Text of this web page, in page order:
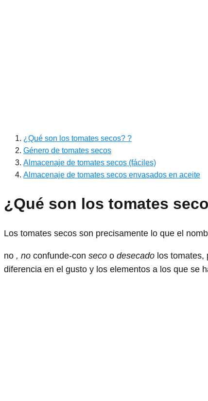
¿Qué son los tomates secos? ?
Género de tomates secos
Almacenaje de tomates secos (fáciles)
Almacenaje de tomates secos envasados ​​en aceite
¿Qué son los tomates
Los tomates secos son precisamente lo que el
no , no confunde-con seco o desecado los
diferencia en el gusto y los elementos a los que se